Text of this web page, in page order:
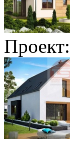
Проект: